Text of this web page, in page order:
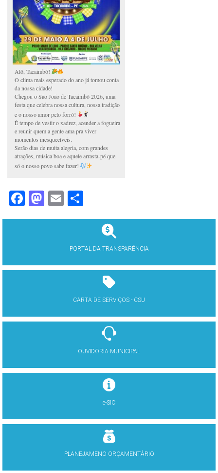
Alô, Tacaimbó!
O clima mais esperado do ano já tomou conta
da nossa cidade!
Chegou o São João de Tacaimbó 2026, uma
festa que celebra nossa cultura, nossa tradição
e o nosso amor pelo forró!
É tempo de vestir o xadrez, acender a fogueira
e reunir quem a gente ama pra viver
momentos inesquecíveis.
Serão dias de muita alegria, com grandes
atrações, música boa e aquele arrasta-pé que
só o nosso povo sabe fazer!
Facebook
Mastodon
Email
PORTAL DA TRANSPARÊNCIA
CARTA DE SERVIÇOS - CSU
OUVIDORIA MUNICIPAL
e-SIC
PLANEJAMENO ORÇAMENTÁRIO